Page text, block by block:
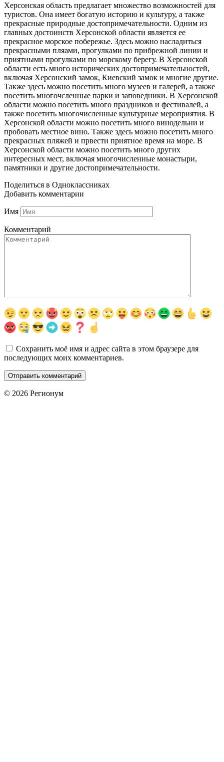
Херсонская область предлагает множество возможностей для
туристов. Она имеет богатую историю и культуру, а также
прекрасные природные достопримечательности. Одним из
главных достоинств Херсонской области является ее
прекрасное морское побережье. Здесь можно насладиться
прекрасными пляами, прогулками по прибрежной линии и
приятными прогулками по морскому берегу. В Херсонской
области есть много исторических достопримечательностей,
включая Херсонский замок, Киевский замок и многие другие.
Также здесь можно посетить много музеев и галерей, а также
посетить многочсленные парки и заповедники. В Херсонской
области можно посетить много праздников и фестивалей, а
также посетить многочисленные культурные мероприятия. В
Херсонской области можно посетить много винодельни и
пробовать местное вино. Также здесь можно посетить много
прекрасных пляжей и првести приятное время на море. В
Херсонской области можно посетить много других
интересных мест, включая многочисленные монастыри,
памятники и другие достопримечательности.
Поделиться в Одноклассниках
Добавить комментарии
Имя
Комментарий
Сохранить моё имя и адрес сайта в этом браузере для
последующих моих комментариев.
© 2026 Регионум